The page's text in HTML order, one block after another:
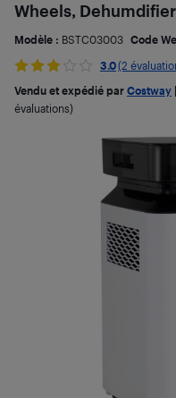
Wheels,
Modèle : BSTC03003 Code
3.0(2
Vendu et expédié par Costway
évaluations)